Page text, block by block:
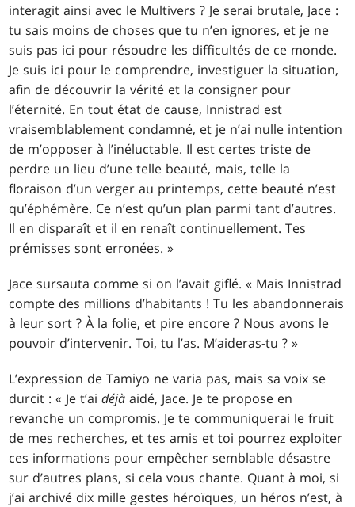
interagit ainsi avec le Multivers ? Je serai brutale, Jace :
tu sais moins de choses que tu n’en ignores, et je ne
suis pas ici pour résoudre les difficultés de ce monde.
Je suis ici pour le comprendre, investiguer la situation,
afin de découvrir la vérité et la consigner pour
l’éternité. En tout état de cause, Innistrad est
vraisemblablement condamné, et je n’ai nulle intention
de m’opposer à l’inéluctable. Il est certes triste de
perdre un lieu d’une telle beauté, mais, telle la
floraison d’un verger au printemps, cette beauté n’est
qu’éphémère. Ce n’est qu’un plan parmi tant d’autres.
Il en disparaît et il en renaît continuellement. Tes
prémisses sont erronées. »
Jace sursauta comme si on l’avait giflé. « Mais Innistrad
compte des millions d’habitants ! Tu les abandonnerais
à leur sort ? À la folie, et pire encore ? Nous avons le
pouvoir d’intervenir. Toi, tu l’as. M’aideras-tu ? »
L’expression de Tamiyo ne varia pas, mais sa voix se
durcit : « Je t’aidéjà aidé, Jace. Je te propose en
revanche un compromis. Je te communiquerai le fruit
de mes recherches, et tes amis et toi pourrez exploiter
ces informations pour empêcher semblable désastre
sur d’autres plans, si cela vous chante. Quant à moi, si
j’ai archivé dix mille gestes héroïques, un héros n’est, à